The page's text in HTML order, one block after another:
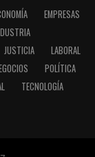
EMPRESAS
JUSTICIA
LABORAL
POLÍTICA
TECNOLOGÍA